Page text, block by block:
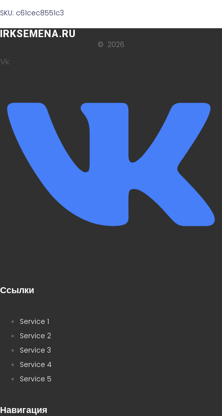
SKU: c61cec8551c3
IRKSEMENA.RU
© 2026
Vk
Ссылки
Service 1
Service 2
Service 3
Service 4
Service 5
Навигация